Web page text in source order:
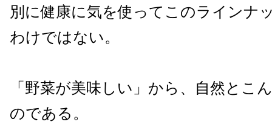
別に健康に気を使ってこのラインナ
わけではない。
「野菜が美味しい」から、自然とこ
のである。